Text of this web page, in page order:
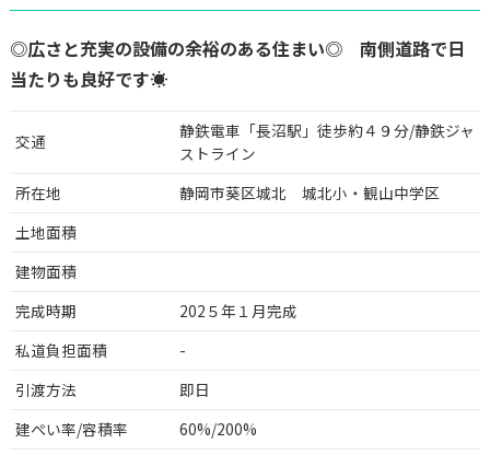
◎広さと充実の設備の余裕のある住まい◎ 南側道路で日
当たりも良好です☀
交通
静鉄電車「長沼駅」徒歩約４９分/静鉄ジャ
ストライン
所在地
静岡市葵区城北 城北小・観山中学区
土地面積
建物面積
完成時期
202５年１月完成
私道負担面積
-
引渡方法
即日
建ぺい率/容積率
60%/200%